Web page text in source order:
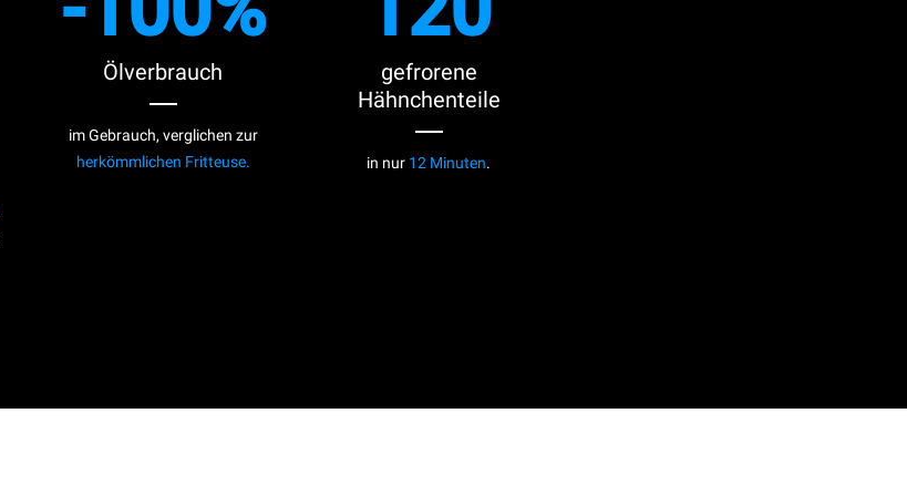
Ölverbrauch
im Gebrauch, verglichen zur
herkömmlichen Fritteuse.
gefrorene
Hähnchenteile
in nur 12 Minuten.